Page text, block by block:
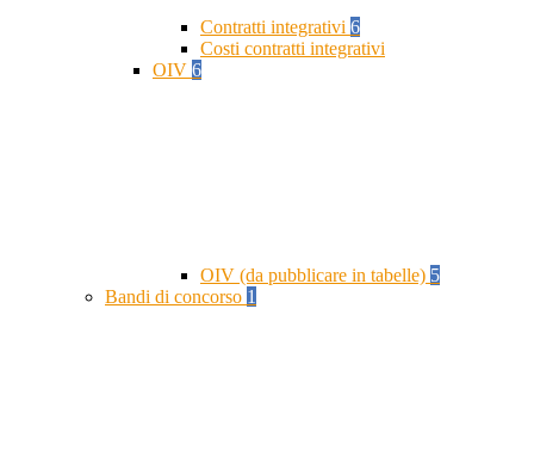
Contratti integrativi 6
Costi contratti integrativi
OIV 6
OIV (da pubblicare in tabelle) 5
Bandi di concorso 1